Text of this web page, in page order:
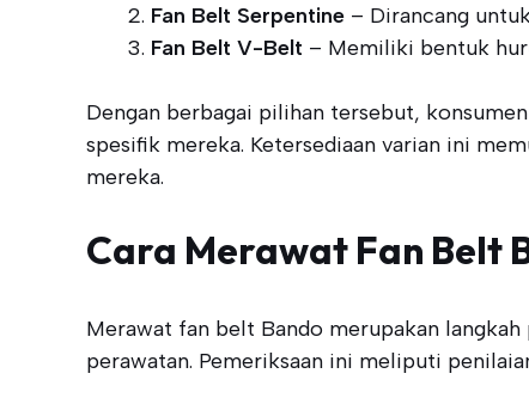
Fan Belt Serpentine – Dirancang
Fan Belt V-Belt – Memiliki bentuk
Dengan berbagai pilihan tersebut,
spesifik mereka. Ketersediaan varian ini
mereka.
Cara Merawat Fan Belt
Merawat fan belt Bando merupakan
perawatan. Pemeriksaan ini meliputi